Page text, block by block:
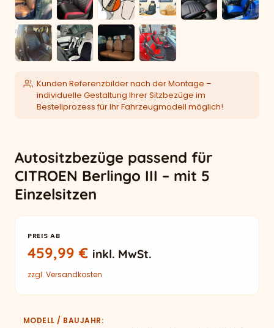
Kunden Referenzbilder nach der Montage –
individuelle Gestaltung Ihrer Sitzbezüge im
Bestellprozess für Ihr Fahrzeugmodell möglich!
Autositzbezüge passend für
CITROEN Berlingo III – mit 5
Einzelsitzen
PREIS AB
459,99€ inkl. MwSt.
zzgl. Versandkosten
MODELL / BAUJAHR